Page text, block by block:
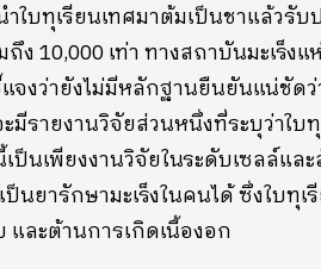
บทุเรียนเทศมาต้มเป็นชาแล้วรับ
ง 10,000 เท่า ทางสถาบันมะเร็ง
งว่ายังไม่มีหลักฐานยืนยันแน่ชัดว่
มีรายงานวิจัยส่วนหนึ่งที่ระบุว่าใบ
นเพียงงานวิจัยในระดับเซลล์แล
นยารักษามะเร็งในคนได้ ซึ่งใบทุเ
ละต้านการเกิดเนื้องอก